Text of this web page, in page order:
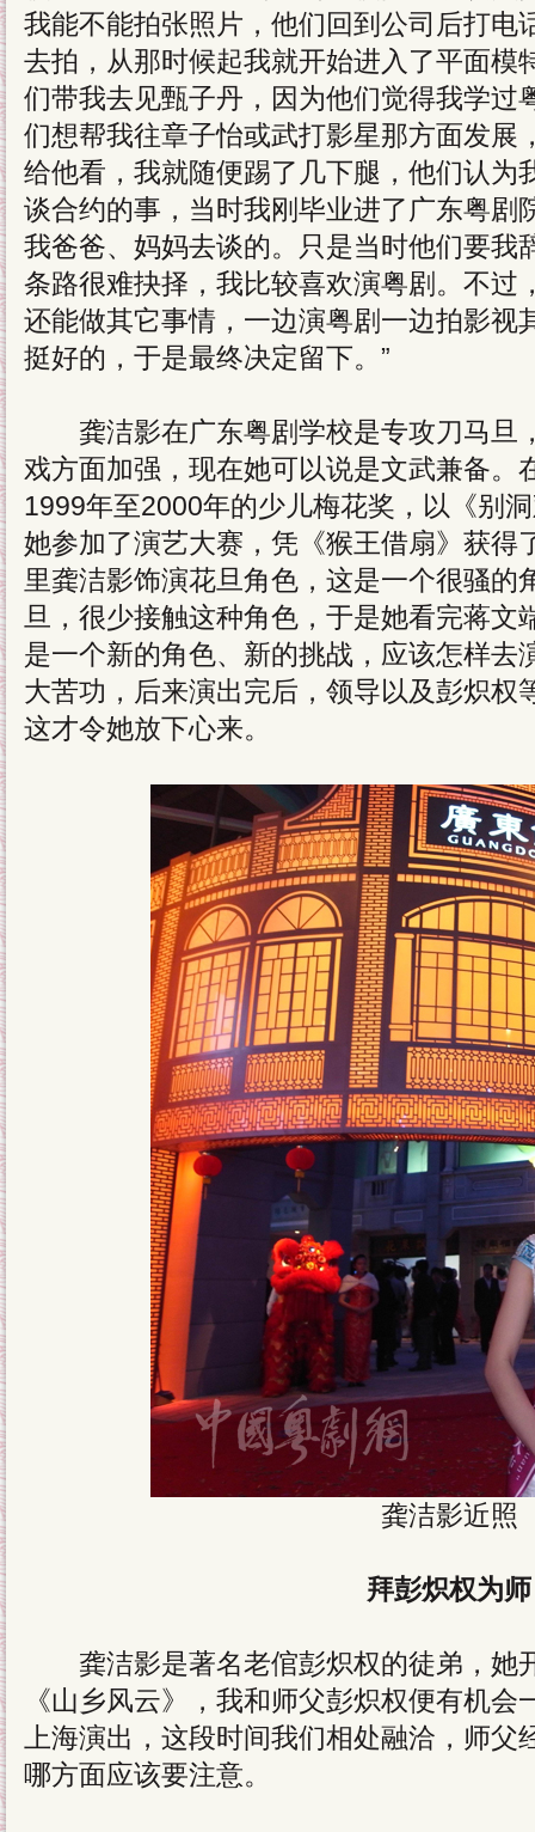
我能不能拍张照片，他们回到公司后打电
去拍，从那时候起我就开始进入了平面模
们带我去见甄子丹，因为他们觉得我学过
们想帮我往章子怡或武打影星那方面发展
给他看，我就随便踢了几下腿，他们认为
谈合约的事，当时我刚毕业进了广东粤剧
我爸爸、妈妈去谈的。只是当时他们要我
条路很难抉择，我比较喜欢演粤剧。不过
还能做其它事情，一边演粤剧一边拍影视
挺好的，于是最终决定留下。”
龚洁影在广东粤剧学校是专攻刀马旦
戏方面加强，现在她可以说是文武兼备。
1999年至2000年的少儿梅花奖，以《别
她参加了演艺大赛，凭《猴王借扇》获得
里龚洁影饰演花旦角色，这是一个很骚的
旦，很少接触这种角色，于是她看完蒋文
是一个新的角色、新的挑战，应该怎样去
大苦功，后来演出完后，领导以及彭炽权
这才令她放下心来。
龚洁影近照
拜彭炽权为师
龚洁影是著名老倌彭炽权的徒弟，她
《山乡风云》，我和师父彭炽权便有机
上海演出，这段时间我们相处融洽，师
哪方面应该要注意。